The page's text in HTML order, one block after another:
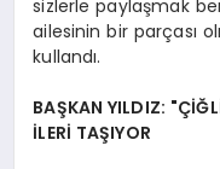
sizlerle paylaşmak
ailesinin bir parçası
kullandı.
BAŞKAN YILDIZ:
İLERİ TAŞIYOR